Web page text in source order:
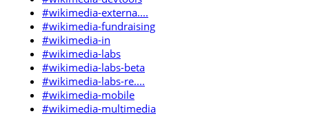
#wikimedia-externa....
#wikimedia-fundraising
#wikimedia-in
#wikimedia-labs
#wikimedia-labs-beta
#wikimedia-labs-re....
#wikimedia-mobile
#wikimedia-multimedia